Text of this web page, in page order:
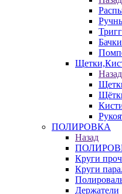
Бачки
Назад
ПОЛИРОВКА
Назад
Круги
Круги
Держатели